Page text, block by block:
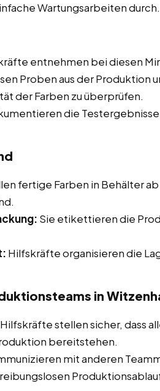
Wartungsarbeiten durch.
entnehmen bei diesen
Proben aus der Produktion
der Farben zu überprüfen.
die
fertige Farben in Behälter ab
Sie etikettieren die
Hilfskräfte organisieren die
in
Hilfskräfte stellen sicher, dass
bereitstehen.
mit anderen